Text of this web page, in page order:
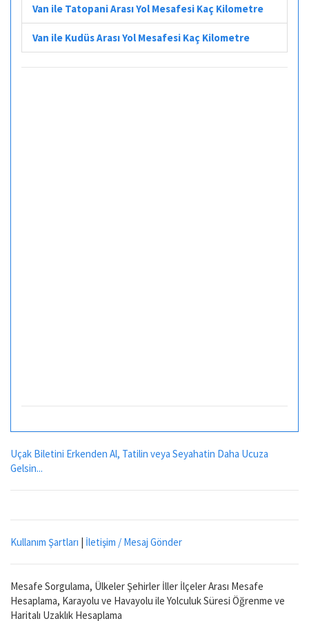
Van ile Tatopani Arası Yol Mesafesi Kaç Kilometre
Van ile Kudüs Arası Yol Mesafesi Kaç Kilometre
Uçak Biletini Erkenden Al, Tatilin veya Seyahatin Daha Ucuza
Gelsin...
Kullanım Şartları | İletişim / Mesaj Gönder
Mesafe Sorgulama, Ülkeler Şehirler İller İlçeler Arası Mesafe
Hesaplama, Karayolu ve Havayolu ile Yolculuk Süresi Öğrenme ve
Haritalı Uzaklık Hesaplama